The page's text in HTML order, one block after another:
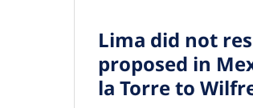
Lima did not
proposed in
la Torre to